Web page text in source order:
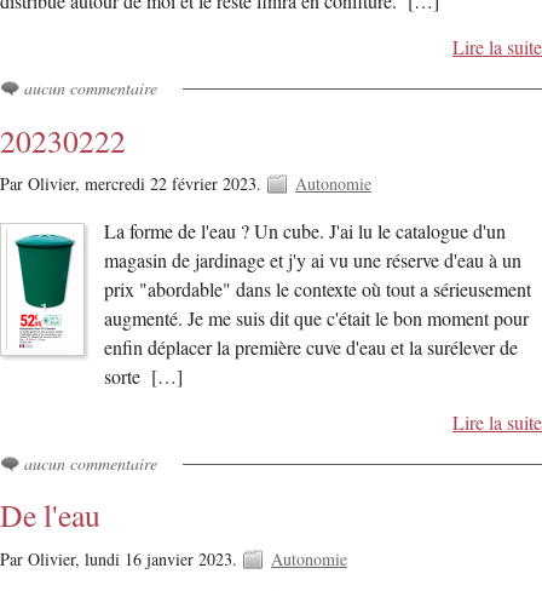
Lire la suite
aucun commentaire
20230222
Par Olivier, mercredi 22 février 2023. Autonomie
La forme de l'eau ? Un cube. J'ai lu le catalogue d'un
magasin de jardinage et j'y ai vu une réserve d'eau à un
prix "abordable" dans le contexte où tout a sérieusement
augmenté. Je me suis dit que c'était le bon moment pour
enfin déplacer la première cuve d'eau et la surélever de
sorte […]
Lire la suite
aucun commentaire
De l'eau
Par Olivier, lundi 16 janvier 2023. Autonomie